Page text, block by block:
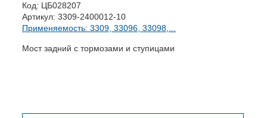
Код: ЦБ028207
Артикул: 3309-2400012-10
Применяемость: 3309, 33096, 33098,...
Мост задний с тормозами и ступицами